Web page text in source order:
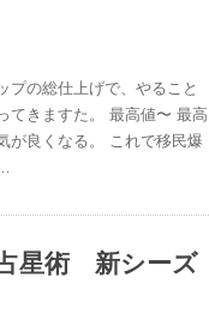
プの総仕上げで、やること
てきますた。 最高値〜 最高
が良くなる。 これで移民爆
星術 新シーズ